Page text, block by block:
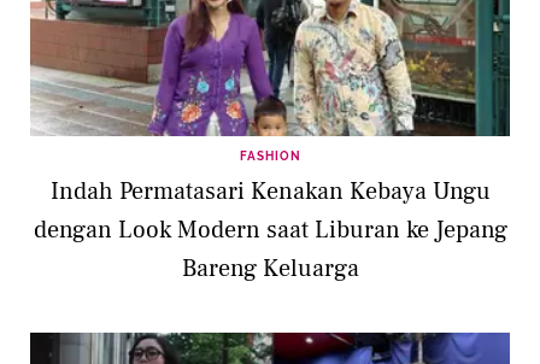
FASHION
Indah Permatasari Kenakan Kebaya Ungu
dengan Look Modern saat Liburan ke Jepang
Bareng Keluarga